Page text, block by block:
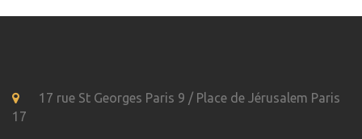
17 rue St Georges Paris 9 / Place de Jérusalem Paris
17